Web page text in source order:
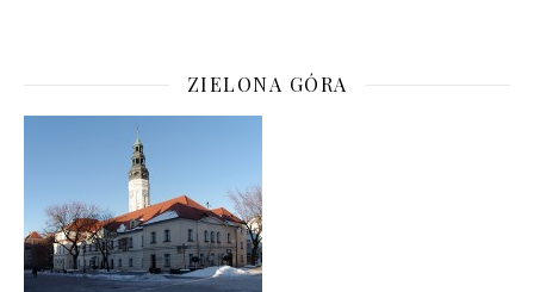
ZIELONA GÓRA